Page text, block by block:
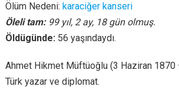
Ölüm Nedeni: karaciğer kanseri
Öleli tam: 99 yıl, 2 ay, 18 gün olmuş.
Öldügünde: 56 yaşındaydı.
Ahmet Hikmet Müftüoğlu (3 Haziran 1870
Türk yazar ve diplomat.